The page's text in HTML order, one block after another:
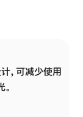
，可减少使用